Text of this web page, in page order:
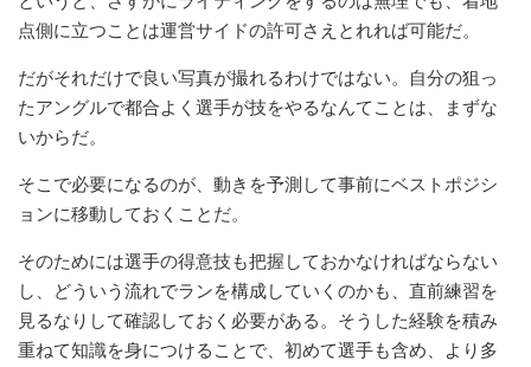
点側に立つことは運営サイドの許可さえとれれば可能だ。
だがそれだけで良い写真が撮れるわけではない。自分の狙っ
たアングルで都合よく選手が技をやるなんてことは、まずな
いからだ。
そこで必要になるのが、動きを予測して事前にベストポジシ
ョンに移動しておくことだ。
そのためには選手の得意技も把握しておかなければならない
し、どういう流れでランを構成していくのかも、直前練習を
見るなりして確認しておく必要がある。そうした経験を積み
重ねて知識を身につけることで、初めて選手も含め、より多